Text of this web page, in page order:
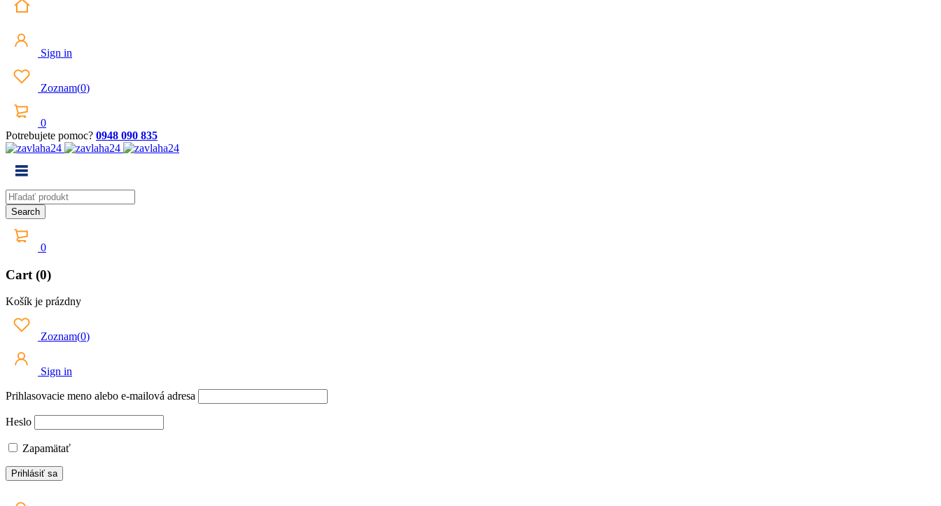
Sign in
Zoznam(0)
0
Potrebujete pomoc? 0948 090 835
0
Cart (0)
Košík je prázdny
Zoznam(0)
Sign in
Prihlasovacie meno alebo e-mailová adresa
Heslo
Zapamätať